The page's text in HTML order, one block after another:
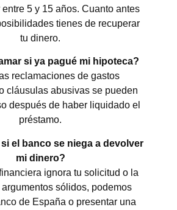
5 y 15 años. Cuanto antes
tienes de recuperar
tu dinero.
si ya pagué mi hipoteca?
reclamaciones de gastos
cláusulas abusivas se pueden
después de haber liquidado el
préstamo.
el banco se niega a devolver
mi dinero?
ignora tu solicitud o la
sólidos, podemos
de España o presentar una